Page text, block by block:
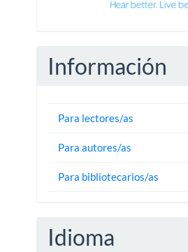
Información
Para lectores/as
Para autores/as
Para bibliotecarios/as
Idioma